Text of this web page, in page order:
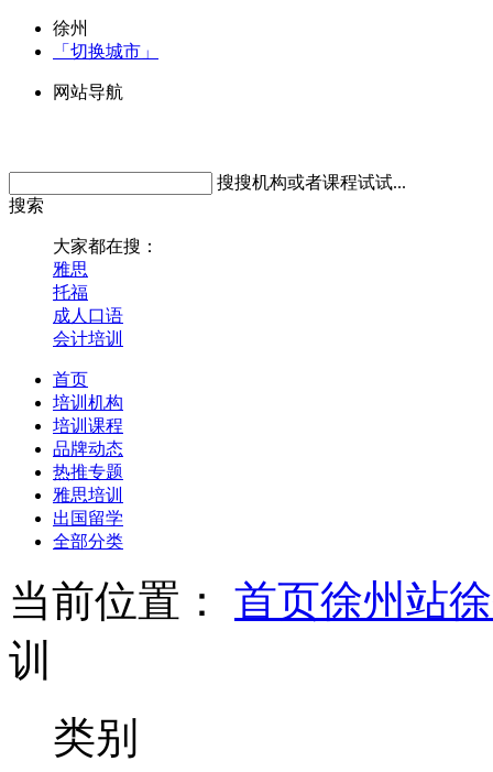
徐州
「切换城市」
网站导航
搜搜机构或者课程试试...
搜索
大家都在搜：
雅思
托福
成人口语
会计培训
首页
培训机构
培训课程
品牌动态
热推专题
雅思培训
出国留学
全部分类
当前位置： 首页徐州站
训
类别